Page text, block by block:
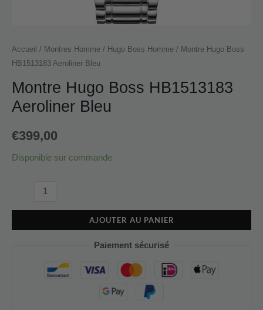
Accueil / Montres Homme / Hugo Boss Homme / Montre Hugo Boss
HB1513183 Aeroliner Bleu
Montre Hugo Boss HB1513183
Aeroliner Bleu
€399,00
Disponible sur commande
AJOUTER AU PANIER
Paiement sécurisé